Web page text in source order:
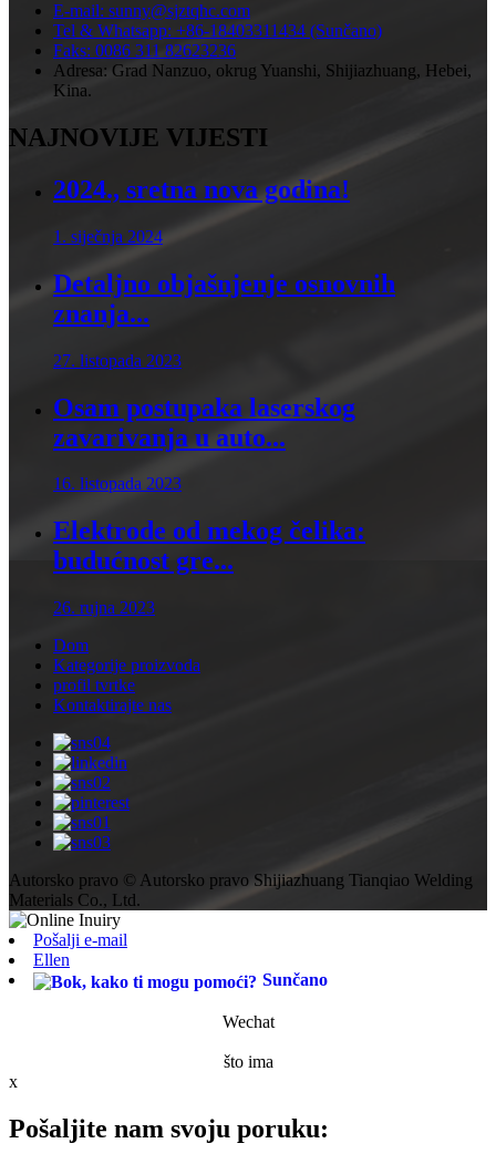
E-mail: sunny@sjztqhc.com
Tel & Whatsapp: +86-18403311434 (Sunčano)
Faks: 0086 311 82623236
Adresa: Grad Nanzuo, okrug Yuanshi, Shijiazhuang, Hebei,
Kina.
NAJNOVIJE VIJESTI
2024., sretna nova godina!
1. siječnja 2024
Detaljno objašnjenje osnovnih
znanja...
27. listopada 2023
Osam postupaka laserskog
zavarivanja u auto...
16. listopada 2023
Elektrode od mekog čelika:
budućnost gre...
26. rujna 2023
Dom
Kategorije proizvoda
profil tvrtke
Kontaktirajte nas
Autorsko pravo © Autorsko pravo Shijiazhuang Tianqiao Welding
Materials Co., Ltd.
Pošalji e-mail
Ellen
Sunčano
Wechat
što ima
x
Pošaljite nam svoju poruku: